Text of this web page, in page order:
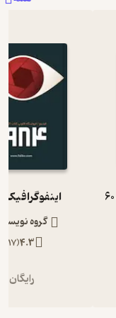
اینفوگرافیک 1984
گروه
4.3
(
117
رایگان